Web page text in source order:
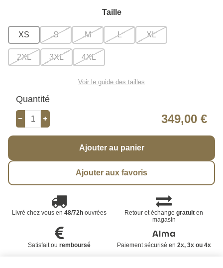
Taille
XS S M L XL
2XL 3XL 4XL
Voir le guide des tailles
Quantité
349,00 €
Ajouter au panier
Ajouter aux favoris
Livré chez vous en 48/72houvrées Retour et échangegratuit en
magasin
Satisfait ou remboursé Paiement sécurisé en 2x, 3x ou 4x